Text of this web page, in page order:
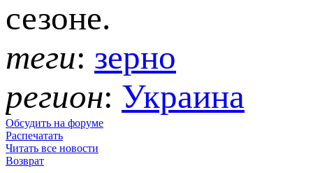
сезоне.
теги: зерно
регион: Украина
Обсудить на форуме
Распечатать
Читать все новости
Возврат